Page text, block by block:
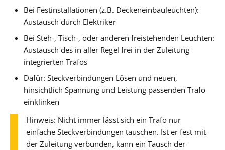
Bei Festinstallationen (z.B. Deckeneinbauleuchten):
Austausch durch Elektriker
Bei Steh-, Tisch-, oder anderen freistehenden Leuchten:
Austausch des in aller Regel frei in der Zuleitung
integrierten Trafos
Dafür: Steckverbindungen Lösen und neuen,
hinsichtlich Spannung und Leistung passenden Trafo
einklinken
Hinweis: Nicht immer lässt sich ein Trafo nur
einfache Steckverbindungen tauschen. Ist er fest mit
der Zuleitung verbunden, kann ein Tausch der